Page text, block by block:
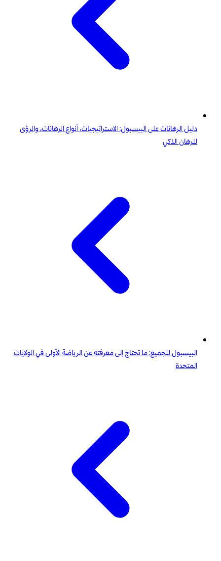
دليل الرهانات على البيسبول: الاستراتيجيات، أنواع الرهانات، والرؤى
للرهان الذكي
البيسبول للجميع: ما تحتاج إلى معرفته عن الرياضة الأولى في الولايات
المتحدة